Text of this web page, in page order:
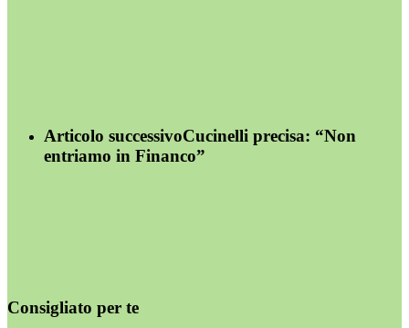
Articolo successivoCucinelli precisa: “Non
entriamo in Financo”
Consigliato per te